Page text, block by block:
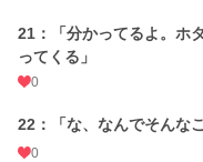
21：「分かってるよ。ホ
ってくる」
0
22：「な、なんでそんな
0